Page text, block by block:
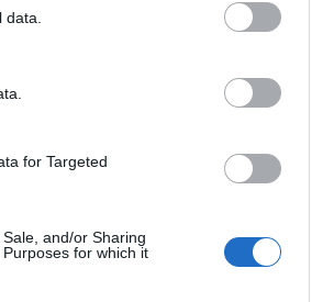
for Targeted
and/or Sharing
for which it
בתחילת השבוע, ראש מערך ההסברה
הבינלאומית לצד הפעילות השוטפת של